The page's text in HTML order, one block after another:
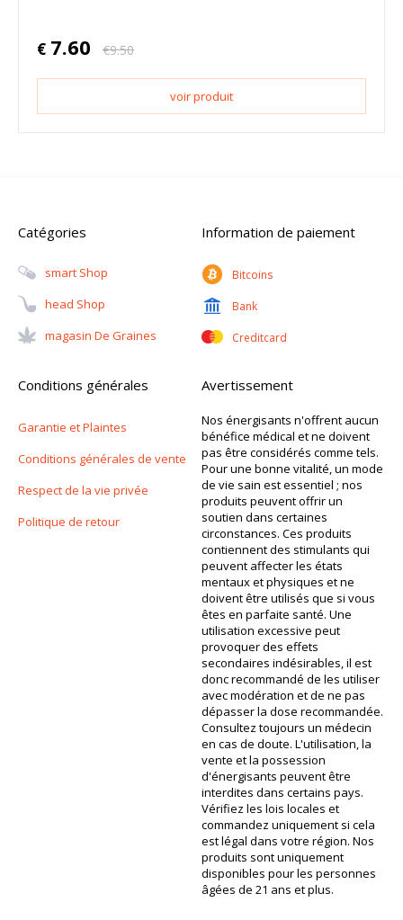
€ 7.60 €9.50
voir produit
Catégories
Smart Shop
Head Shop
Magasin De Graines
Information de paiement
Bitcoins
Bank
Creditcard
Conditions générales
Garantie et Plaintes
Conditions générales de vente
Respect de la vie privée
Politique de retour
Avertissement
Nos énergisants n'offrent aucun
bénéfice médical et ne doivent
pas être considérés comme tels.
Pour une bonne vitalité, un mode
de vie sain est essentiel ; nos
produits peuvent offrir un
soutien dans certaines
circonstances. Ces produits
contiennent des stimulants qui
peuvent affecter les états
mentaux et physiques et ne
doivent être utilisés que si vous
êtes en parfaite santé. Une
utilisation excessive peut
provoquer des effets
secondaires indésirables, il est
donc recommandé de les utiliser
avec modération et de ne pas
dépasser la dose recommandée.
Consultez toujours un médecin
en cas de doute. L'utilisation, la
vente et la possession
d'énergisants peuvent être
interdites dans certains pays.
Vérifiez les lois locales et
commandez uniquement si cela
est légal dans votre région. Nos
produits sont uniquement
disponibles pour les personnes
âgées de 21 ans et plus.